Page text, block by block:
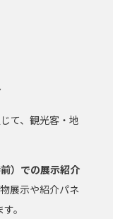
て、観光客・地
）での展示紹介
展示や紹介パネ
。